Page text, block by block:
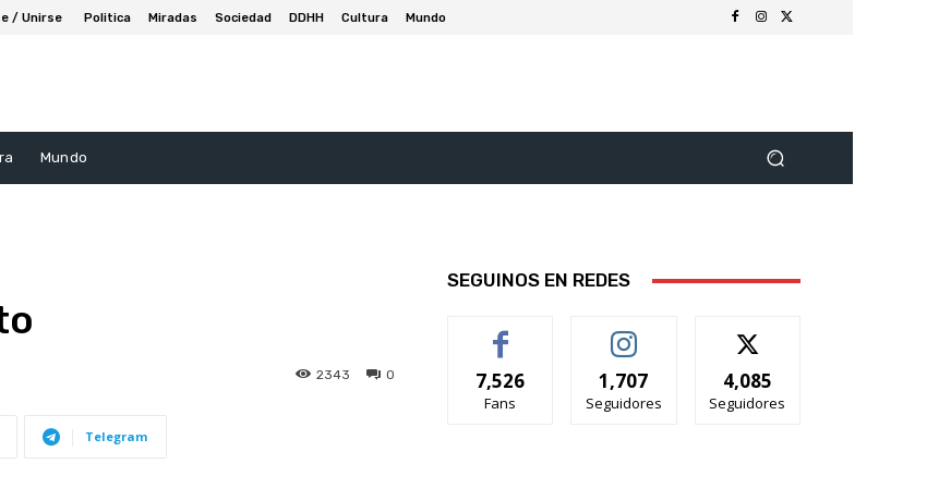
/ Unirse Politica Miradas Sociedad DDHH Cultura Mundo
Mundo
0
2343
Telegram
SEGUINOS EN REDES
7,526
Fans
1,707
Seguidores
4,085
Seguidores